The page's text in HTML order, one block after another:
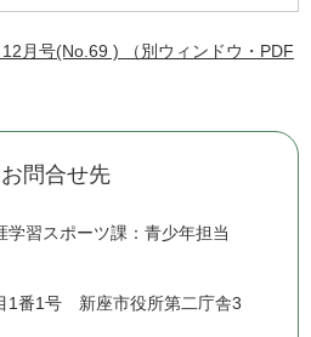
月号(No.69 ) （別ウィンドウ・PDF
問合せ先
学習スポーツ課：青少年担当
1番1号 新座市役所第二庁舎3